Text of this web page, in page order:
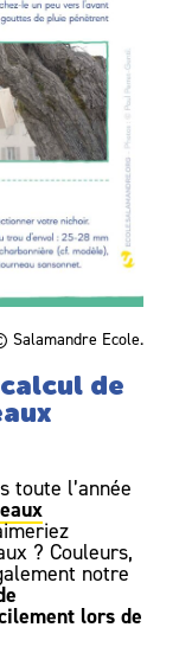
Salamandre Ecole.
de
toute l’année
? Couleurs,
notre
lors de